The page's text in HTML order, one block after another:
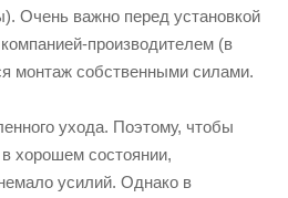
Очень важно перед установкой
производителем (в
монтаж собственными силами.
ухода. Поэтому, чтобы
хорошем состоянии,
усилий. Однако в